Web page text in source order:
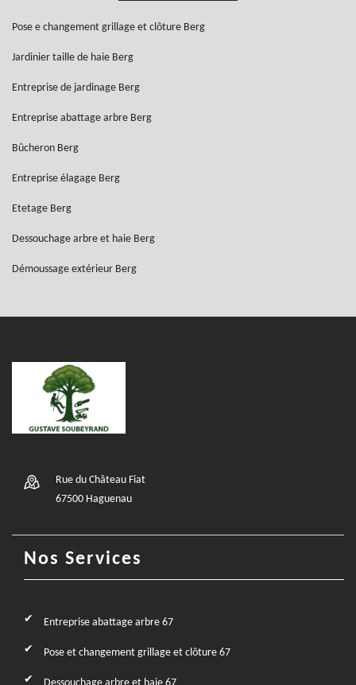
Pose e changement grillage et clôture Berg
Jardinier taille de haie Berg
Entreprise de jardinage Berg
Entreprise abattage arbre Berg
Bûcheron Berg
Entreprise élagage Berg
Etetage Berg
Dessouchage arbre et haie Berg
Démoussage extérieur Berg
Rue du Château Fiat
67500 Haguenau
Nos Services
Entreprise abattage arbre 67
Pose et changement grillage et clôture 67